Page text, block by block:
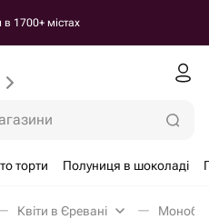
1700+ містах
торти Полуниця в шоколаді
Квіти в Єревані